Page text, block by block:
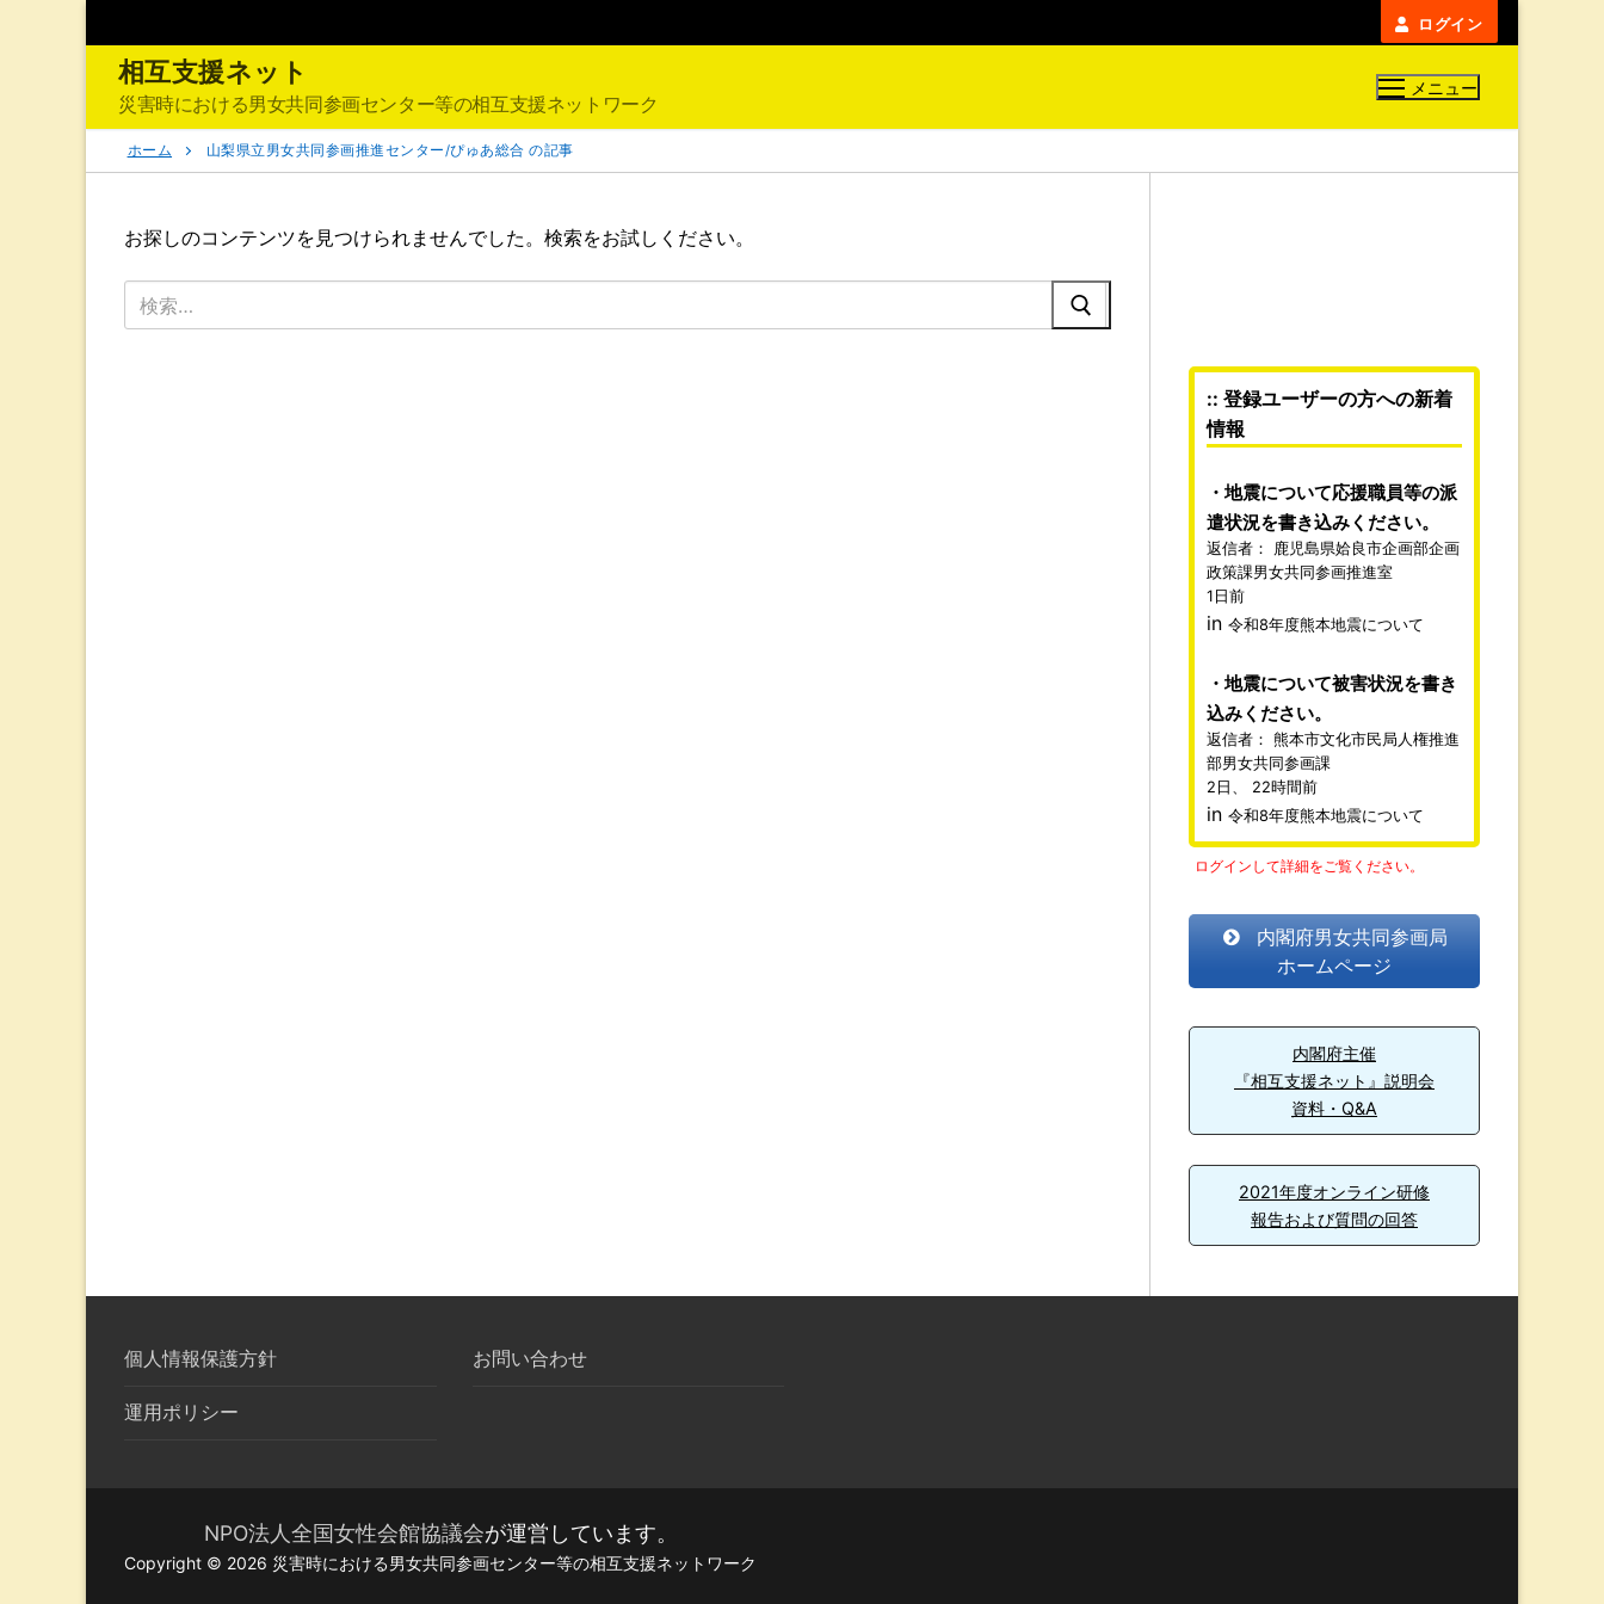
ン
ツ
ログイン
相互支援ネット
災害時における男女共同参画センター等の相互支援ネットワーク
メニュー
ホーム 山梨県立男女共同参画推進センター/ぴゅあ総合 の記事
お探しのコンテンツを見つけられませんでした。検索をお試しください。
索:
:: 登録ユーザーの方への新着
情報
地震について応援職員等の派
遣状況を書き込みください。
返信者：
鹿児島県姶良市企画部企画
政策課男女共同参画推進室
1日前
in 令和8年度熊本地震について
地震について被害状況を書き
込みください。
返信者： 熊本市文化市民局人権推進
部男女共同参画課
2日、 22時間前
in 令和8年度熊本地震について
ログインして詳細をご覧ください。
内閣府男女共同参画局
ホームページ
内閣府主催
『相互支援ネット』説明会
資料・Q&A
2021年度オンライン研修
報告および質問の回答
個人情報保護方針
運用ポリシー
お問い合わせ
NPO法人全国女性会館協議会が運営しています。
Copyright © 2026 災害時における男女共同参画センター等の相互支援ネットワーク